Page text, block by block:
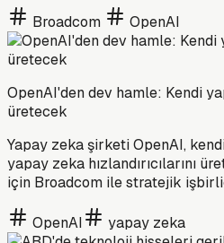
Broadcom OpenAI
OpenAI'den dev hamle: Kendi
üretecek
Yapay zeka şirketi OpenAI,
yapay zeka hızlandırıcılarını
için Broadcom ile stratejik
OpenAI yapay zeka